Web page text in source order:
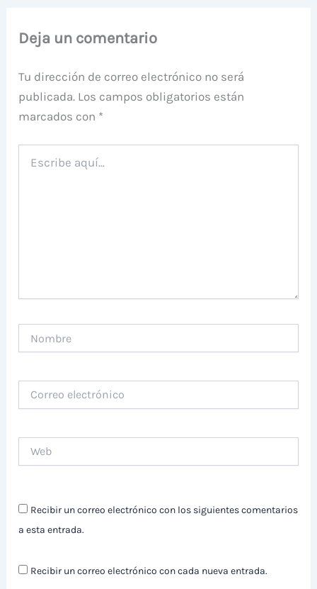
Deja un comentario
Tu dirección de correo electrónico no será
publicada. Los campos obligatorios están
marcados con *
aquí...
electrónico
Recibir un correo electrónico con los siguientes comentarios
a esta entrada.
Recibir un correo electrónico con cada nueva entrada.